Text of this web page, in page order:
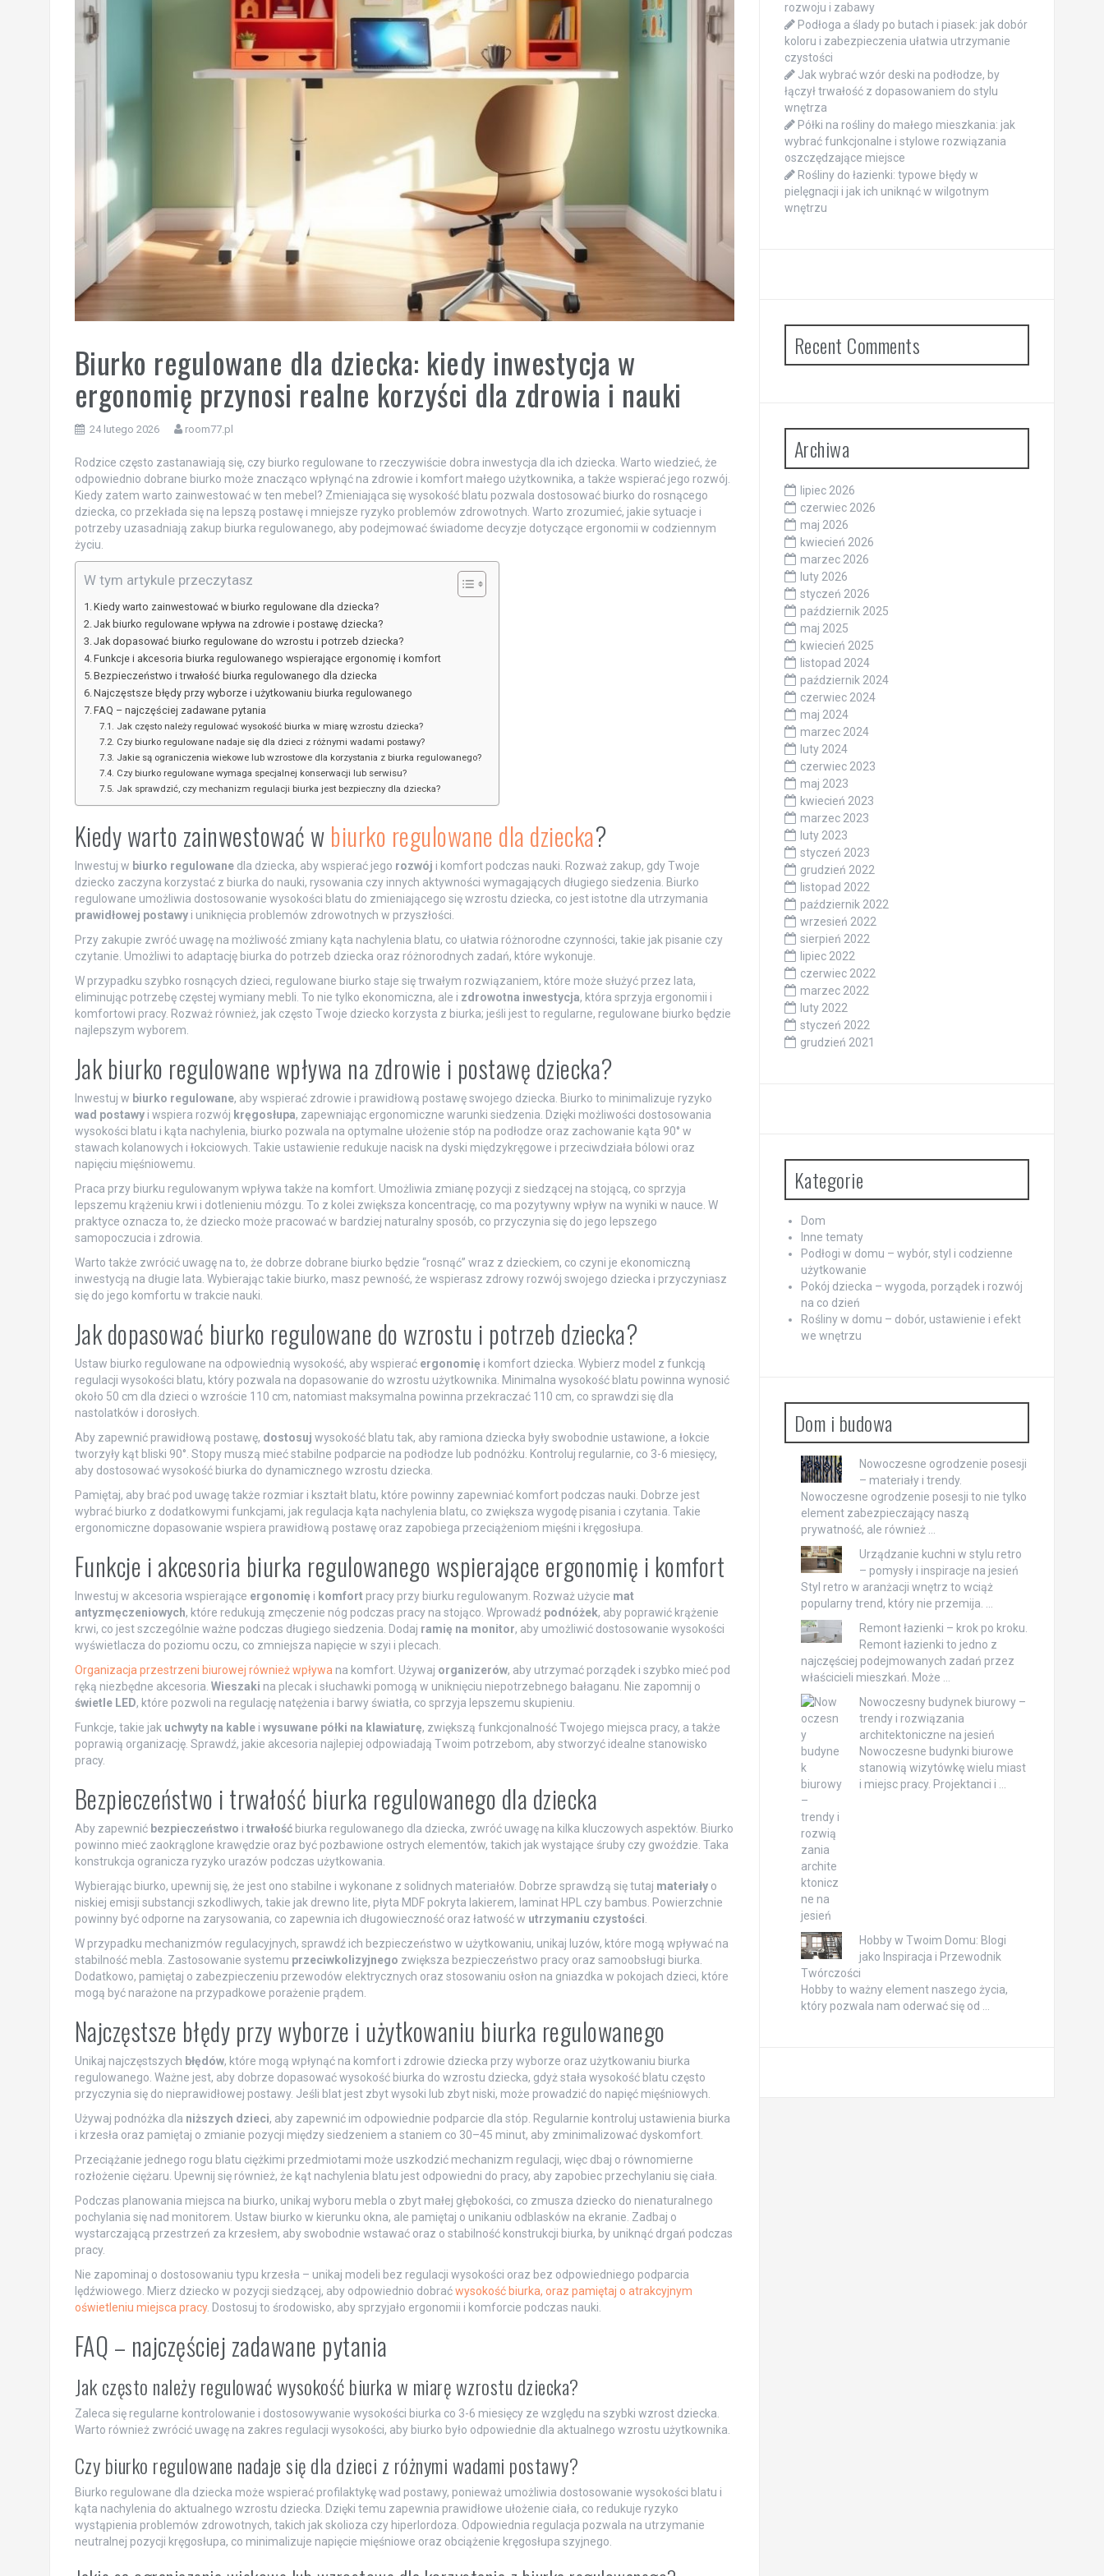
Biurko regulowane dla dziecka: kiedy inwestycja w
ergonomię przynosi realne korzyści dla zdrowia i nauki
24 lutego 2026 room77.pl
Rodzice często zastanawiają się, czy biurko regulowane to rzeczywiście dobra inwestycja dla ich dziecka. Warto wiedzieć, że
odpowiednio dobrane biurko może znacząco wpłynąć na zdrowie i komfort małego użytkownika, a także wspierać jego rozwój.
Kiedy zatem warto zainwestować w ten mebel? Zmieniająca się wysokość blatu pozwala dostosować biurko do rosnącego
dziecka, co przekłada się na lepszą postawę i mniejsze ryzyko problemów zdrowotnych. Warto zrozumieć, jakie sytuacje i
potrzeby uzasadniają zakup biurka regulowanego, aby podejmować świadome decyzje dotyczące ergonomii w codziennym
życiu.
W tym artykule przeczytasz
Kiedy warto zainwestować w biurko regulowane dla dziecka?
Jak biurko regulowane wpływa na zdrowie i postawę dziecka?
Jak dopasować biurko regulowane do wzrostu i potrzeb dziecka?
Funkcje i akcesoria biurka regulowanego wspierające ergonomię i komfort
Bezpieczeństwo i trwałość biurka regulowanego dla dziecka
Najczęstsze błędy przy wyborze i użytkowaniu biurka regulowanego
FAQ – najczęściej zadawane pytania
Jak często należy regulować wysokość biurka w miarę wzrostu dziecka?
Czy biurko regulowane nadaje się dla dzieci z różnymi wadami postawy?
Jakie są ograniczenia wiekowe lub wzrostowe dla korzystania z biurka regulowanego?
Czy biurko regulowane wymaga specjalnej konserwacji lub serwisu?
Jak sprawdzić, czy mechanizm regulacji biurka jest bezpieczny dla dziecka?
Kiedy warto zainwestować w biurko regulowane dla dziecka?
Inwestuj w biurko regulowanedla dziecka, aby wspierać jego rozwój i komfort podczas nauki. Rozważ zakup, gdy Twoje
dziecko zaczyna korzystać z biurka do nauki, rysowania czy innych aktywności wymagających długiego siedzenia. Biurko
regulowane umożliwia dostosowanie wysokości blatu do zmieniającego się wzrostu dziecka, co jest istotne dla utrzymania
prawidłowej postawyi uniknięcia problemów zdrowotnych w przyszłości.
Przy zakupie zwróć uwagę na możliwość zmiany kąta nachylenia blatu, co ułatwia różnorodne czynności, takie jak pisanie czy
czytanie. Umożliwi to adaptację biurka do potrzeb dziecka oraz różnorodnych zadań, które wykonuje.
W przypadku szybko rosnących dzieci, regulowane biurko staje się trwałym rozwiązaniem, które może służyć przez lata,
eliminując potrzebę częstej wymiany mebli. To nie tylko ekonomiczna, ale i zdrowotna inwestycja, która sprzyja ergonomii i
komfortowi pracy. Rozważ również, jak często Twoje dziecko korzysta z biurka; jeśli jest to regularne, regulowane biurko będzie
najlepszym wyborem.
Jak biurko regulowane wpływa na zdrowie i postawę dziecka?
Inwestuj w biurko regulowane, aby wspierać zdrowie i prawidłową postawę swojego dziecka. Biurko to minimalizuje ryzyko
wad postawyi wspiera rozwój kręgosłupa, zapewniając ergonomiczne warunki siedzenia. Dzięki możliwości dostosowania
wysokości blatu i kąta nachylenia, biurko pozwala na optymalne ułożenie stóp na podłodze oraz zachowanie kąta 90° w
stawach kolanowych i łokciowych. Takie ustawienie redukuje nacisk na dyski międzykręgowe i przeciwdziała bólowi oraz
napięciu mięśniowemu.
Praca przy biurku regulowanym wpływa także na komfort. Umożliwia zmianę pozycji z siedzącej na stojącą, co sprzyja
lepszemu krążeniu krwi i dotlenieniu mózgu. To z kolei zwiększa koncentrację, co ma pozytywny wpływ na wyniki w nauce. W
praktyce oznacza to, że dziecko może pracować w bardziej naturalny sposób, co przyczynia się do jego lepszego
samopoczucia i zdrowia.
Warto także zwrócić uwagę na to, że dobrze dobrane biurko będzie “rosnąć” wraz z dzieckiem, co czyni je ekonomiczną
inwestycją na długie lata. Wybierając takie biurko, masz pewność, że wspierasz zdrowy rozwój swojego dziecka i przyczyniasz
się do jego komfortu w trakcie nauki.
Jak dopasować biurko regulowane do wzrostu i potrzeb dziecka?
Ustaw biurko regulowane na odpowiednią wysokość, aby wspierać ergonomię i komfort dziecka. Wybierz model z funkcją
regulacji wysokości blatu, który pozwala na dopasowanie do wzrostu użytkownika. Minimalna wysokość blatu powinna wynosić
około 50 cm dla dzieci o wzroście 110 cm, natomiast maksymalna powinna przekraczać 110 cm, co sprawdzi się dla
nastolatków i dorosłych.
Aby zapewnić prawidłową postawę, dostosuj wysokość blatu tak, aby ramiona dziecka były swobodnie ustawione, a łokcie
tworzyły kąt bliski 90°. Stopy muszą mieć stabilne podparcie na podłodze lub podnóżku. Kontroluj regularnie, co 3-6 miesięcy,
aby dostosować wysokość biurka do dynamicznego wzrostu dziecka.
Pamiętaj, aby brać pod uwagę także rozmiar i kształt blatu, które powinny zapewniać komfort podczas nauki. Dobrze jest
wybrać biurko z dodatkowymi funkcjami, jak regulacja kąta nachylenia blatu, co zwiększa wygodę pisania i czytania. Takie
ergonomiczne dopasowanie wspiera prawidłową postawę oraz zapobiega przeciążeniom mięśni i kręgosłupa.
Funkcje i akcesoria biurka regulowanego wspierające ergonomię i komfort
Inwestuj w akcesoria wspierające ergonomię i komfortpracy przy biurku regulowanym. Rozważ użycie mat
antyzmęczeniowych, które redukują zmęczenie nóg podczas pracy na stojąco. Wprowadź podnóżek, aby poprawić krążenie
krwi, co jest szczególnie ważne podczas długiego siedzenia. Dodaj ramię na monitor, aby umożliwić dostosowanie wysokości
wyświetlacza do poziomu oczu, co zmniejsza napięcie w szyi i plecach.
Organizacja przestrzeni biurowej również wpływa na komfort. Używaj organizerów, aby utrzymać porządek i szybko mieć pod
ręką niezbędne akcesoria. Wieszaki na plecak i słuchawki pomogą w uniknięciu niepotrzebnego bałaganu. Nie zapomnij o
świetle LED, które pozwoli na regulację natężenia i barwy światła, co sprzyja lepszemu skupieniu.
Funkcje, takie jak uchwyty na kablei wysuwane półki na klawiaturę, zwiększą funkcjonalność Twojego miejsca pracy, a także
poprawią organizację. Sprawdź, jakie akcesoria najlepiej odpowiadają Twoim potrzebom, aby stworzyć idealne stanowisko
pracy.
Bezpieczeństwo i trwałość biurka regulowanego dla dziecka
Aby zapewnić bezpieczeństwo i trwałośćbiurka regulowanego dla dziecka, zwróć uwagę na kilka kluczowych aspektów. Biurko
powinno mieć zaokrąglone krawędzie oraz być pozbawione ostrych elementów, takich jak wystające śruby czy gwoździe. Taka
konstrukcja ogranicza ryzyko urazów podczas użytkowania.
Wybierając biurko, upewnij się, że jest ono stabilne i wykonane z solidnych materiałów. Dobrze sprawdzą się tutaj materiałyo
niskiej emisji substancji szkodliwych, takie jak drewno lite, płyta MDF pokryta lakierem, laminat HPL czy bambus. Powierzchnie
powinny być odporne na zarysowania, co zapewnia ich długowieczność oraz łatwość w utrzymaniu czystości
W przypadku mechanizmów regulacyjnych, sprawdź ich bezpieczeństwo w użytkowaniu, unikaj luzów, które mogą wpływać na
stabilność mebla. Zastosowanie systemu przeciwkolizyjnego zwiększa bezpieczeństwo pracy oraz samoobsługi biurka.
Dodatkowo, pamiętaj o zabezpieczeniu przewodów elektrycznych oraz stosowaniu osłon na gniazdka w pokojach dzieci, które
mogą być narażone na przypadkowe porażenie prądem.
Najczęstsze błędy przy wyborze i użytkowaniu biurka regulowanego
Unikaj najczęstszych błędów, które mogą wpłynąć na komfort i zdrowie dziecka przy wyborze oraz użytkowaniu biurka
regulowanego. Ważne jest, aby dobrze dopasować wysokość biurka do wzrostu dziecka, gdyż stała wysokość blatu często
przyczynia się do nieprawidłowej postawy. Jeśli blat jest zbyt wysoki lub zbyt niski, może prowadzić do napięć mięśniowych.
Używaj podnóżka dla niższych dzieci, aby zapewnić im odpowiednie podparcie dla stóp. Regularnie kontroluj ustawienia biurka
i krzesła oraz pamiętaj o zmianie pozycji między siedzeniem a staniem co 30–45 minut, aby zminimalizować dyskomfort.
Przeciążanie jednego rogu blatu ciężkimi przedmiotami może uszkodzić mechanizm regulacji, więc dbaj o równomierne
rozłożenie ciężaru. Upewnij się również, że kąt nachylenia blatu jest odpowiedni do pracy, aby zapobiec przechylaniu się ciała.
Podczas planowania miejsca na biurko, unikaj wyboru mebla o zbyt małej głębokości, co zmusza dziecko do nienaturalnego
pochylania się nad monitorem. Ustaw biurko w kierunku okna, ale pamiętaj o unikaniu odblasków na ekranie. Zadbaj o
wystarczającą przestrzeń za krzesłem, aby swobodnie wstawać oraz o stabilność konstrukcji biurka, by uniknąć drgań podczas
pracy.
Nie zapominaj o dostosowaniu typu krzesła – unikaj modeli bez regulacji wysokości oraz bez odpowiedniego podparcia
lędźwiowego. Mierz dziecko w pozycji siedzącej, aby odpowiednio dobraćwysokość biurka, oraz pamiętaj o atrakcyjnym
oświetleniu miejsca pracy. Dostosuj to środowisko, aby sprzyjało ergonomii i komforcie podczas nauki.
FAQ – najczęściej zadawane pytania
Jak często należy regulować wysokość biurka w miarę wzrostu dziecka?
Zaleca się regularne kontrolowanie i dostosowywanie wysokości biurka co 3-6 miesięcy ze względu na szybki wzrost dziecka.
Warto również zwrócić uwagę na zakres regulacji wysokości, aby biurko było odpowiednie dla aktualnego wzrostu użytkownika.
Czy biurko regulowane nadaje się dla dzieci z różnymi wadami postawy?
Biurko regulowane dla dziecka może wspierać profilaktykę wad postawy, ponieważ umożliwia dostosowanie wysokości blatu i
kąta nachylenia do aktualnego wzrostu dziecka. Dzięki temu zapewnia prawidłowe ułożenie ciała, co redukuje ryzyko
wystąpienia problemów zdrowotnych, takich jak skolioza czy hiperlordoza. Odpowiednia regulacja pozwala na utrzymanie
neutralnej pozycji kręgosłupa, co minimalizuje napięcie mięśniowe oraz obciążenie kręgosłupa szyjnego.
rozwoju i zabawy
Podłoga a ślady po butach i piasek: jak dobór
koloru i zabezpieczenia ułatwia utrzymanie
czystości
Jak wybrać wzór deski na podłodze, by
łączył trwałość z dopasowaniem do stylu
wnętrza
Półki na rośliny do małego mieszkania: jak
wybrać funkcjonalne i stylowe rozwiązania
oszczędzające miejsce
Rośliny do łazienki: typowe błędy w
pielęgnacji i jak ich uniknąć w wilgotnym
wnętrzu
Recent Comments
Archiwa
lipiec 2026
czerwiec 2026
maj 2026
kwiecień 2026
marzec 2026
luty 2026
styczeń 2026
październik 2025
maj 2025
kwiecień 2025
listopad 2024
październik 2024
czerwiec 2024
maj 2024
marzec 2024
luty 2024
czerwiec 2023
maj 2023
kwiecień 2023
marzec 2023
luty 2023
styczeń 2023
grudzień 2022
listopad 2022
październik 2022
wrzesień 2022
sierpień 2022
lipiec 2022
czerwiec 2022
marzec 2022
luty 2022
styczeń 2022
grudzień 2021
Kategorie
Dom
Inne tematy
Podłogi w domu – wybór, styl i codzienne
użytkowanie
Pokój dziecka – wygoda, porządek i rozwój
na co dzień
Rośliny w domu – dobór, ustawienie i efekt
we wnętrzu
Dom i budowa
Nowoczesne ogrodzenie posesji
– materiały i trendy.
Nowoczesne ogrodzenie posesji to nie tylko
element zabezpieczający naszą
prywatność, ale również …
Urządzanie kuchni w stylu retro
– pomysły i inspiracje na jesień
Styl retro w aranżacji wnętrz to wciąż
popularny trend, który nie przemija. …
Remont łazienki – krok po kroku.
Remont łazienki to jedno z
najczęściej podejmowanych zadań przez
właścicieli mieszkań. Może …
Nowoczesny budynek biurowy –
trendy i rozwiązania
architektoniczne na jesień
Nowoczesne budynki biurowe
stanowią wizytówkę wielu miast
i miejsc pracy. Projektanci i …
Hobby w Twoim Domu: Blogi
jako Inspiracja i Przewodnik
Twórczości
Hobby to ważny element naszego życia,
który pozwala nam oderwać się od …